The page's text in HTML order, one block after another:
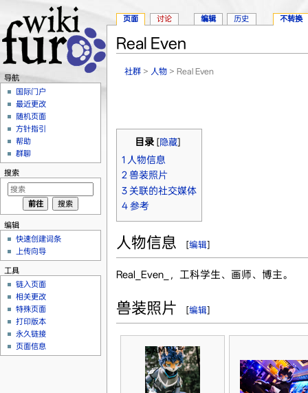
Real Even
社群 > 人物 > Real Even
目录 [隐藏]
1 人物信息
2 兽装照片
3 关联的社交媒体
4 参考
人物信息 [编辑]
Real_Even_，工科学生、画师、博主。
兽装照片 [编辑]
页面 讨论 编辑 历史 不转换
导航
国际门户
最近更改
随机页面
方针指引
帮助
群聊
搜索
编辑
快速创建词条
上传向导
工具
链入页面
相关更改
特殊页面
打印版本
永久链接
页面信息